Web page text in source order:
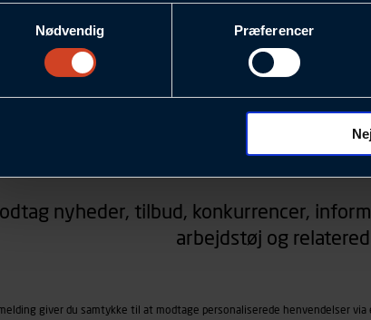
Ras anvender statistikcookies med det formål at
og apps, herunder analyser af, hvilke
på siderne, tidspunkt, hvad der klikkes på, sider/
om enhedstype (computer, smartphone mv.)
du befinder dig i.
Ras anvender markedsføringscookies med det formål
på, sider/indhold der besøges, browsertype,
Nødvendig
Præferencer
nyheder, tilbud, konkurrencer,
arbejdstøj og
giver du samtykke til at modtage personaliserede henvendelser via